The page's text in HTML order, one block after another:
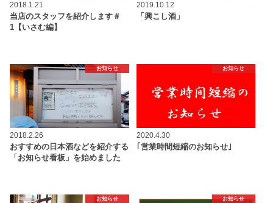
2018.1.21
当店のスタッフを紹介します＃
1【いさむ編】
2019.10.12
「興こし酒」
お知らせ
2018.2.26
おすすめの日本酒などを紹介する
「お知らせ看板」を始めました
お知らせ
2020.4.30
｢営業時間短縮のお知らせ｣
お知らせ お知らせ